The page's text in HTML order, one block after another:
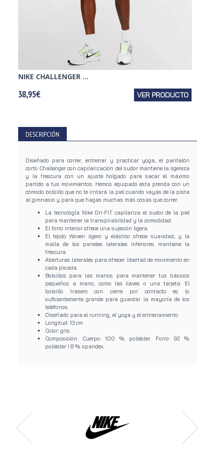
NIKE CHALLENGER ...
38,95€ VER PRODUCTO
DESCRIPCIÓN
Diseñado para correr, entrenar y practicar yoga, el pantalón
corto Challenger con capilarización del sudor mantiene la ligereza
y la frescura con un ajuste holgado para sacar el máximo
partido a tus movimientos. Hemos equipado esta prenda con un
cómodo bolsillo que no te irritará la piel cuando vayas de la pista
al gimnasio y para que hagas muchas más cosas que correr.
La tecnología Nike Dri-FIT capilariza el sudor de la piel
para mantener la transpirabilidad y la comodidad.
El forro interior ofrece una sujeción ligera.
El tejido Woven ligero y elástico ofrece suavidad, y la
malla de los paneles laterales inferiores mantiene la
frescura.
Aberturas laterales para ofrecer libertad de movimiento en
cada pisada.
Bolsillos para las manos para mantener tus básicos
pequeños a mano, como las llaves o una tarjeta. El
bolsillo trasero con cierre por contacto es lo
suficientemente grande para guardar la mayoría de los
teléfonos.
Diseñado para el running, el yoga y el entrenamiento
Longitud: 13 cm
Color: gris.
Composición: Cuerpo: 100 % poliéster. Forro: 92 %
poliéster I 8 % spandex.